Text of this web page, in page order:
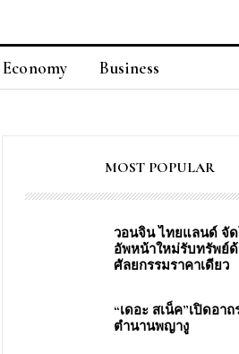
Economy Business
MOST POPULAR
วอนจิน ไทยแลนด์ จั
อัพหน้าใหม่รับทรัพย์
ศัลยกรรมราคาเดียว
“เดอะ สเน็ค”เปิดอาถ
ตำนานพญางู